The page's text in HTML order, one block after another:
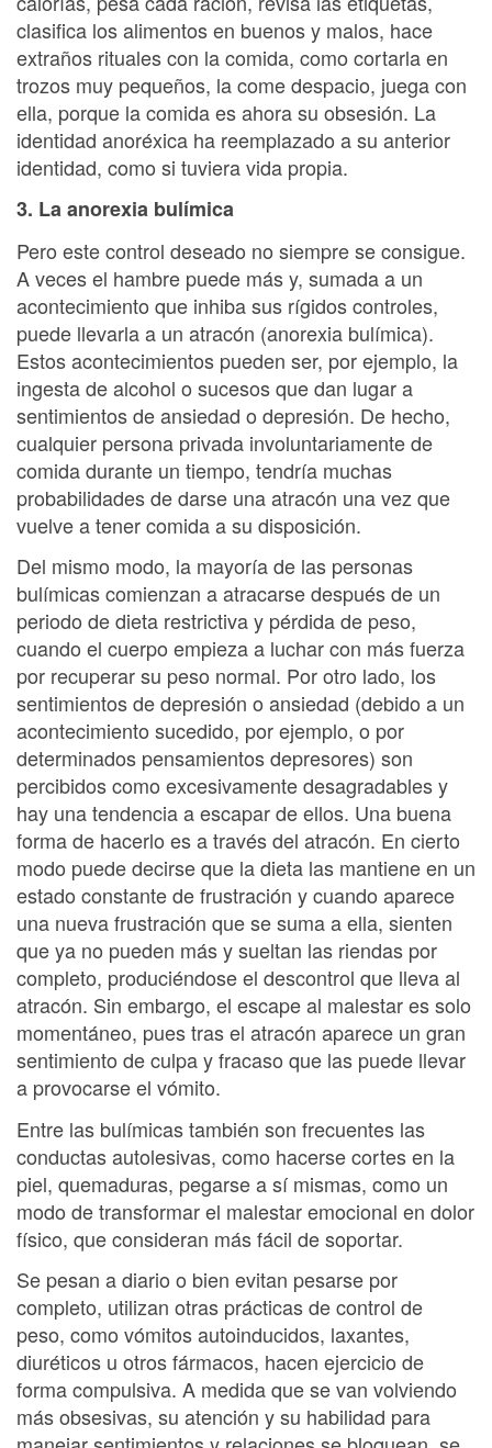
clasifica los alimentos en buenos y malos, hace
extraños rituales con la comida, como cortarla en
trozos muy pequeños, la come despacio, juega con
ella, porque la comida es ahora su obsesión. La
identidad anoréxica ha reemplazado a su anterior
identidad, como si tuviera vida propia.
3. La anorexia bulímica
Pero este control deseado no siempre se consigue.
A veces el hambre puede más y, sumada a un
acontecimiento que inhiba sus rígidos controles,
puede llevarla a un atracón (anorexia bulímica).
Estos acontecimientos pueden ser, por ejemplo, la
ingesta de alcohol o sucesos que dan lugar a
sentimientos de ansiedad o depresión. De hecho,
cualquier persona privada involuntariamente de
comida durante un tiempo, tendría muchas
probabilidades de darse una atracón una vez que
vuelve a tener comida a su disposición.
Del mismo modo, la mayoría de las personas
bulímicas comienzan a atracarse después de un
periodo de dieta restrictiva y pérdida de peso,
cuando el cuerpo empieza a luchar con más fuerza
por recuperar su peso normal. Por otro lado, los
sentimientos de depresión o ansiedad (debido a un
acontecimiento sucedido, por ejemplo, o por
determinados pensamientos depresores) son
percibidos como excesivamente desagradables y
hay una tendencia a escapar de ellos. Una buena
forma de hacerlo es a través del atracón. En cierto
modo puede decirse que la dieta las mantiene en un
estado constante de frustración y cuando aparece
una nueva frustración que se suma a ella, sienten
que ya no pueden más y sueltan las riendas por
completo, produciéndose el descontrol que lleva al
atracón. Sin embargo, el escape al malestar es solo
momentáneo, pues tras el atracón aparece un gran
sentimiento de culpa y fracaso que las puede llevar
a provocarse el vómito.
Entre las bulímicas también son frecuentes las
conductas autolesivas, como hacerse cortes en la
piel, quemaduras, pegarse a sí mismas, como un
modo de transformar el malestar emocional en dolor
físico, que consideran más fácil de soportar.
Se pesan a diario o bien evitan pesarse por
completo, utilizan otras prácticas de control de
peso, como vómitos autoinducidos, laxantes,
diuréticos u otros fármacos, hacen ejercicio de
forma compulsiva. A medida que se van volviendo
más obsesivas, su atención y su habilidad para